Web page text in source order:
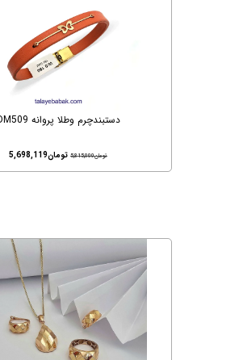
دستبندچرم وطلا پروانه DM509
تومان5,815,000 تومان5,698,119